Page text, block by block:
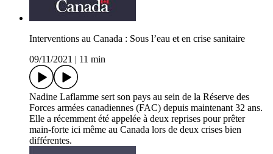
Interventions au Canada : Sous l’eau et en crise sanitaire
09/11/2021
11 min
Nadine Laflamme sert son pays au sein de la Réserve des
Forces armées canadiennes (FAC) depuis maintenant 32 ans.
Elle a récemment été appelée à deux reprises pour prêter
main-forte ici même au Canada lors de deux crises bien
différentes.